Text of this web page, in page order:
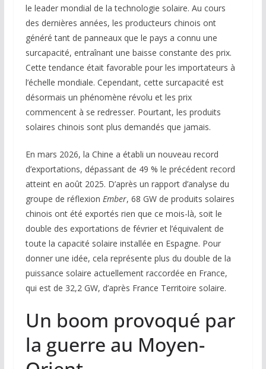
le leader mondial de la technologie solaire. Au cours
des dernières années, les producteurs chinois ont
généré tant de panneaux que le pays a connu une
surcapacité, entraînant une baisse constante des prix.
Cette tendance était favorable pour les importateurs à
l’échelle mondiale. Cependant, cette surcapacité est
désormais un phénomène révolu et les prix
commencent à se redresser. Pourtant, les produits
solaires chinois sont plus demandés que jamais.
En mars 2026, la Chine a établi un nouveau record
d’exportations, dépassant de 49 % le précédent record
atteint en août 2025. D’après un rapport d’analyse du
groupe de réflexion Ember, 68 GW de produits solaires
chinois ont été exportés rien que ce mois-là, soit le
double des exportations de février et l’équivalent de
toute la capacité solaire installée en Espagne. Pour
donner une idée, cela représente plus du double de la
puissance solaire actuellement raccordée en France,
qui est de 32,2 GW, d’après France Territoire solaire.
Un boom provoqué par
la guerre au Moyen-